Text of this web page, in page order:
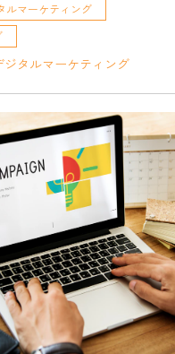
ルマーケティング
ジタルマーケティング